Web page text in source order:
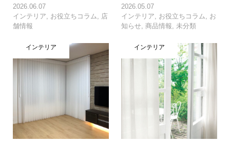
2026.06.07
インテリア, お役立ちコラム, 店
舗情報
2026.05.07
インテリア, お役立ちコラム, お
知らせ,商品情報,未分類
インテリア インテリア